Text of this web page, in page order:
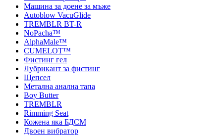
Машина за доене за мъже
Autoblow VacuGlide
TREMBLR BT-R
NoPacha™
AlphaMale™
CUMELOT™
Фистинг гел
Лубрикант за фистинг
Щепсел
Метална анална тапа
Boy Butter
TREMBLR
Rimming Seat
Кожена яка БДСМ
Двоен вибратор